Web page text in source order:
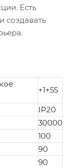
Есть
создавать
+1+55
IP20
30000
100
90
90